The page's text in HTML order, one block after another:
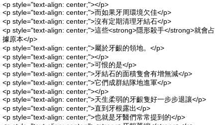
<p style="text-align: center;"></p>
<p style="text-align: center;">而如果牙周環境欠佳</p>
<p style="text-align: center;">沒有定期清理牙結石</p>
<p style="text-align: center;">這些<strong>隱形殺手</strong>就會占
據原本</p>
<p style="text-align: center;">屬於牙齦的領地。</p>
<p style="text-align: center;"></p>
<p style="text-align: center;">可恨的是</p>
<p style="text-align: center;">牙結石的面積隻會有增無減</p>
<p style="text-align: center;">它們成群結隊地進軍</p>
<p style="text-align: center;"></p>
<p style="text-align: center;">天生柔弱的牙齦隻好一步步退讓</p>
<p style="text-align: center;">直到牙根露出</p>
<p style="text-align: center;">也就是牙醫們常常提到的</p>